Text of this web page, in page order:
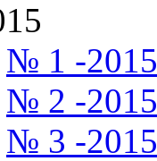
№ 1 -2015
№ 2 -2015
№ 3 -2015